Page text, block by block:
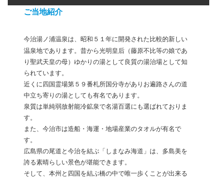
ご当地紹介
今治湯ノ浦温泉は、昭和５１年に開発された比較的新しい
温泉地であります。昔から光明皇后（藤原不比等の娘であ
り聖武天皇の母）ゆかりの湯として良質の湯治場として知
られています。
近くに四国霊場第５９番札所国分寺がありお遍路さんの道
中立ち寄りの湯としても有名であります。
泉質は単純弱放射能冷鉱泉で名湯百選にも選ばれておりま
す。
また、今治市は造船・海運・地場産業のタオルが有名で
す。
広島県の尾道と今治を結ぶ「しまなみ海道」は、多島美を
誇る素晴らしい景色が堪能できます。
そして、本州と四国を結ぶ橋の中で唯一歩くことが出来る